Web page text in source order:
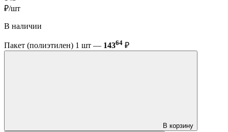
₽/шт
В наличии
Пакет (полиэтилен) 1 шт — 14364 ₽
В корзину